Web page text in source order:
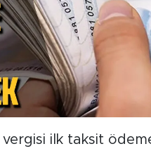
vergisi ilk taksit